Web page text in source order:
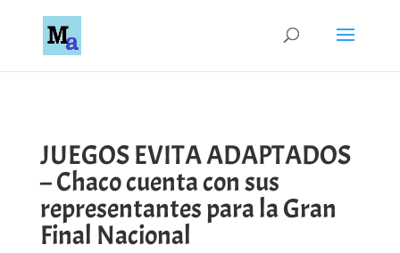
JUEGOS EVITA ADAPTADOS
– Chaco cuenta con sus
representantes para la Gran
Final Nacional